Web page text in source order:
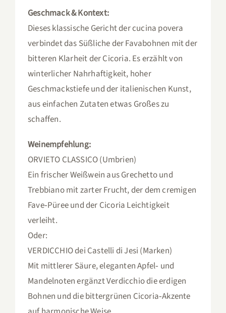
Geschmack & Kontext:
Dieses klassische Gericht der cucina povera
verbindet das Süßliche der Favabohnen mit der
bitteren Klarheit der Cicoria. Es erzählt von
winterlicher Nahrhaftigkeit, hoher
Geschmackstiefe und der italienischen Kunst,
aus einfachen Zutaten etwas Großes zu
schaffen.
Weinempfehlung:
ORVIETO CLASSICO (Umbrien)
Ein frischer Weißwein aus Grechetto und
Trebbiano mit zarter Frucht, der dem cremigen
Fave‑Püree und der Cicoria Leichtigkeit
verleiht.
Oder:
VERDICCHIO dei Castelli di Jesi (Marken)
Mit mittlerer Säure, eleganten Apfel‑ und
Mandelnoten ergänzt Verdicchio die erdigen
Bohnen und die bittergrünen Cicoria‑Akzente